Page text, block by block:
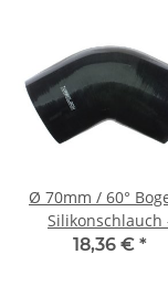
Ø 70mm / 60°
Silikonschlauch
schwarz
18,36 € *